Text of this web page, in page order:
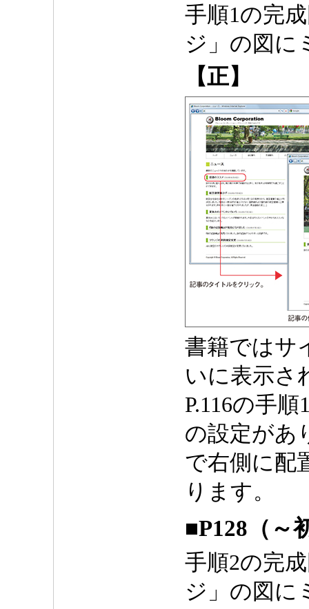
手順1の完
ジ」の図に
【正】
書籍ではサ
いに表示さ
P.116の手
の設定があ
で右側に配
ります。
■P128（～
手順2の完
ジ」の図に